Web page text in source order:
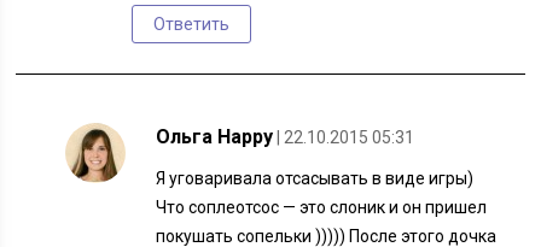
Ответить
Ольга Happy | 22.10.2015 05:31
Я уговаривала отсасывать в виде игры)
Что соплеотсос — это слоник и он пришел
покушать сопельки ))))) После этого дочка